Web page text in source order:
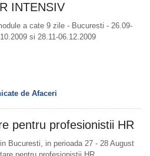
INTENSIV
a cate 9 zile - Bucuresti - 26.09-
si 28.11-06.12.2009
de Afaceri
pentru profesionistii HR
Bucuresti, in perioada 27 - 28 August